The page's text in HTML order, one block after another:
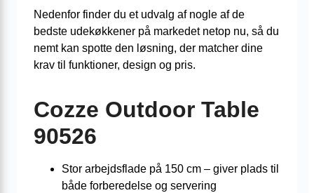
Nedenfor finder du et udvalg af nogle af de
bedste udekøkkener på markedet netop nu, så du
nemt kan spotte den løsning, der matcher dine
krav til funktioner, design og pris.
Cozze Outdoor Table
90526
Stor arbejdsflade på 150 cm – giver plads til
både forberedelse og servering